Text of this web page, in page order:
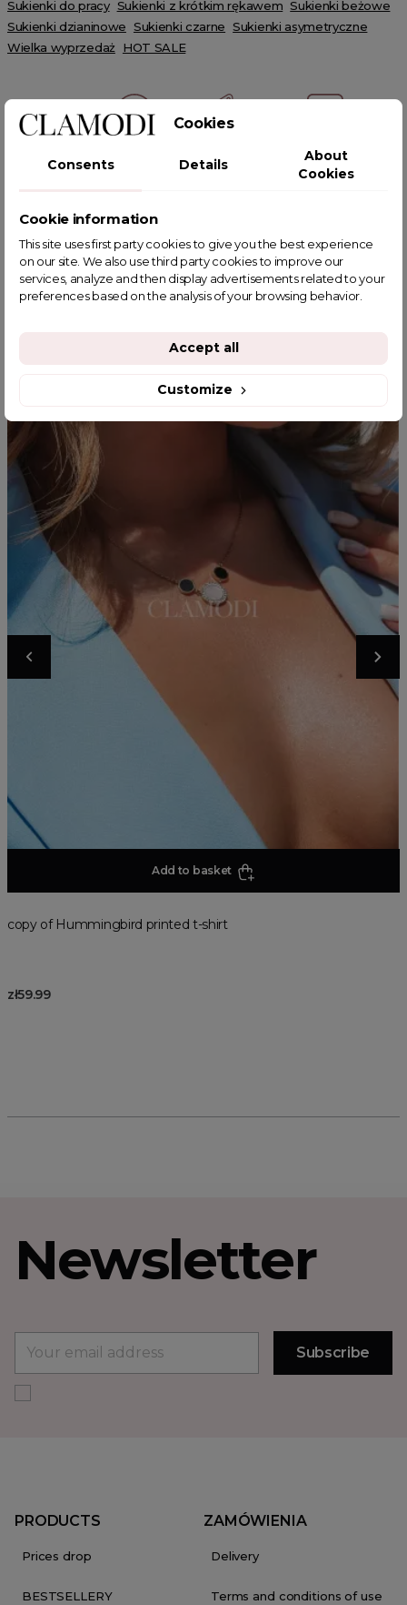
Sukienki do pracy Sukienki z krótkim rękawem Sukienki beżowe
Sukienki dzianinowe Sukienki czarne Sukienki asymetryczne
Wielka wyprzedaż HOT SALE
POWIĄZANE TAGI
YOU MIGHT ALSO LIKE
Add to basket
copy of Hummingbird printed t-shirt
zł59.99
Newsletter
PRODUCTS
Prices drop
BESTSELLERY
ZAMÓWIENIA
Delivery
Terms and conditions of use
Cookies
Consents Details
About
Cookies
Cookie information
This site uses first party cookies to give you the best experience
on our site. We also use third party cookies to improve our
services, analyze and then display advertisements related to your
preferences based on the analysis of your browsing behavior.
Customize
Accept all